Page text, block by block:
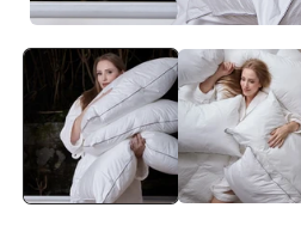
mídia
modal